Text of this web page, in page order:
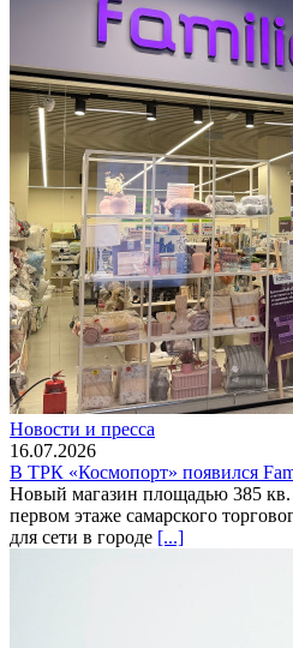
Новости и пресса
16.07.2026
В ТРК «Космопорт» появился
Новый магазин площадью 385 кв.
первом этаже самарского
для сети в городе [...]